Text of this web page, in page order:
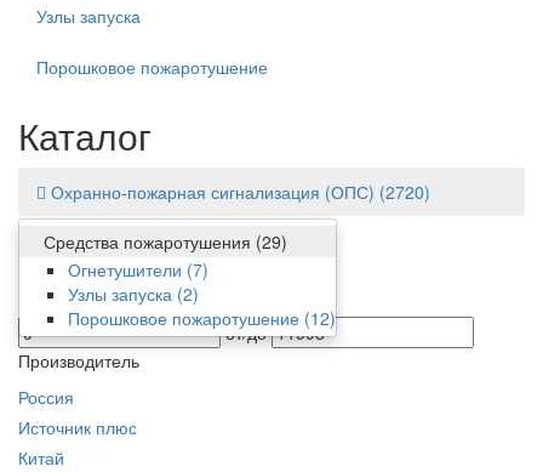
Узлы запуска
Порошковое пожаротушение
Каталог
Охранно-пожарная сигнализация (ОПС) (2720)
Средства пожаротушения (29)
Огнетушители (7)
Узлы запуска (2)
Порошковое пожаротушение (12)
Фильтр
Цена
от/до
Производитель
Россия
Источник плюс
Китай